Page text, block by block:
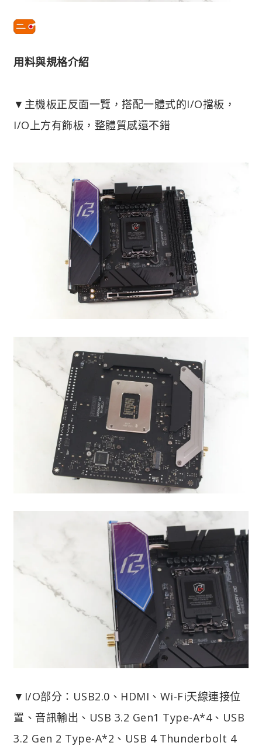
用料與規格介紹
▼主機板正反面一覽，搭配一體式的I/O擋板，
I/O上方有飾板，整體質感還不錯
▼I/O部分：USB2.0、HDMI、Wi-Fi天線連接位
置、音訊輸出、USB 3.2 Gen1 Type-A*4、USB
3.2 Gen 2 Type-A*2、USB 4 Thunderbolt 4